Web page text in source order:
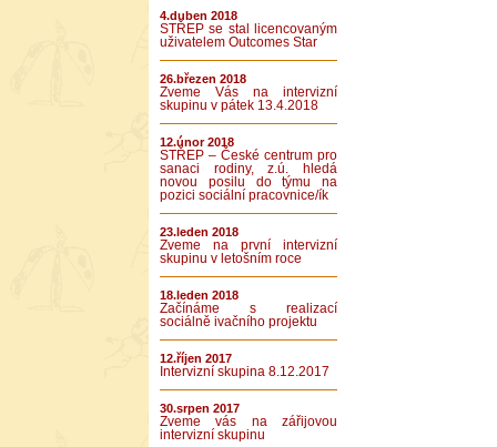
4.duben 2018
STŘEP se stal licencovaným
uživatelem Outcomes Star
26.březen 2018
Zveme Vás na intervizní
skupinu v pátek 13.4.2018
12.únor 2018
STŘEP – České centrum pro
sanaci rodiny, z.ú. hledá
novou posilu do týmu na
pozici sociální pracovnice/ík
23.leden 2018
Zveme na první intervizní
skupinu v letošním roce
18.leden 2018
Začínáme s realizací
sociálně ivačního projektu
12.říjen 2017
Intervizní skupina 8.12.2017
30.srpen 2017
Zveme vás na zářijovou
intervizní skupinu